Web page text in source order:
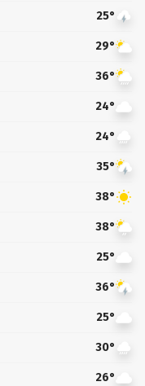
25°
29°
36°
24°
24°
35°
38°
38°
25°
36°
25°
30°
26°